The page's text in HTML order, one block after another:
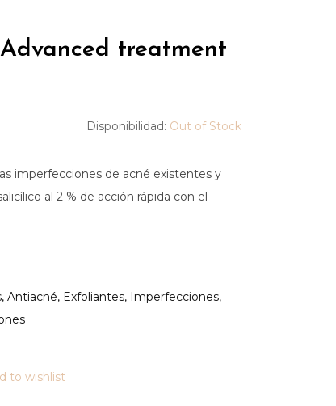
treatment
Disponibilidad: Out of Stock
imperfecciones de acné existentes y
al 2 % de acción rápida con el
, Antiacné, Exfoliantes, Imperfecciones,
to wishlist